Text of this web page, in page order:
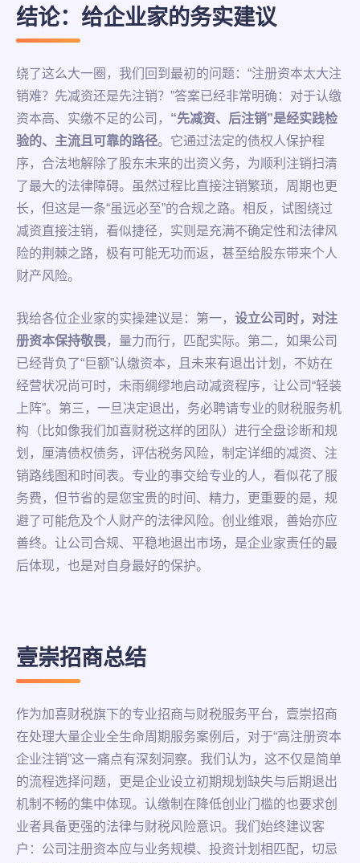
结论：给企业家的务实建议
绕了这么大一圈，我们回到最初的问题：“注册资本太大注
销难？先减资还是先注销？”答案已经非常明确：对于认缴
资本高、实缴不足的公司， “先减资、后注销”是经实践检
验的、主流且可靠的路径。它通过法定的债权人保护程
序，合法地解除了股东未来的出资义务，为顺利注销扫清
了最大的法律障碍。虽然过程比直接注销繁琐，周期也更
长，但这是一条“虽远必至”的合规之路。相反，试图绕过
减资直接注销，看似捷径，实则是充满不确定性和法律风
险的荆棘之路，极有可能无功而返，甚至给股东带来个人
财产风险。
我给各位企业家的实操建议是：第一， 设立公司时，对注
册资本保持敬畏，量力而行，匹配实际。第二，如果公司
已经背负了“巨额”认缴资本，且未来有退出计划，不妨在
经营状况尚可时，未雨绸缪地启动减资程序，让公司“轻装
上阵”。第三，一旦决定退出，务必聘请专业的财税服务机
构（比如像我们加喜财税这样的团队）进行全盘诊断和规
划，厘清债权债务，评估税务风险，制定详细的减资、注
销路线图和时间表。专业的事交给专业的人，看似花了服
务费，但节省的是您宝贵的时间、精力，更重要的是，规
避了可能危及个人财产的法律风险。创业维艰，善始亦应
善终。让公司合规、平稳地退出市场，是企业家责任的最
后体现，也是对自身最好的保护。
壹崇招商总结
作为加喜财税旗下的专业招商与财税服务平台，壹崇招商
在处理大量企业全生命周期服务案例后，对于“高注册资本
企业注销”这一痛点有深刻洞察。我们认为，这不仅是简单
的流程选择问题，更是企业设立初期规划缺失与后期退出
机制不畅的集中体现。认缴制在降低创业门槛的也要求创
业者具备更强的法律与财税风险意识。我们始终建议客
户：公司注册资本应与业务规模、投资计划相匹配，切忌